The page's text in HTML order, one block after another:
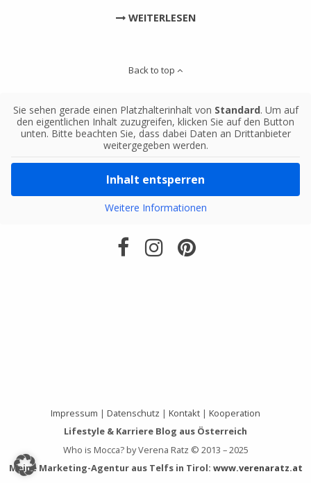
WEITERLESEN
Back to top
Sie sehen gerade einen Platzhalterinhalt von Standard. Um auf
den eigentlichen Inhalt zuzugreifen, klicken Sie auf den Button
unten. Bitte beachten Sie, dass dabei Daten an Drittanbieter
weitergegeben werden.
Inhalt entsperren
Weitere Informationen
Impressum | Datenschutz | Kontakt | Kooperation
Lifestyle & Karriere Blog aus Österreich
Who is Mocca? by Verena Ratz © 2013 – 2025
Meine Marketing-Agentur aus Telfs in Tirol: www.verenaratz.at